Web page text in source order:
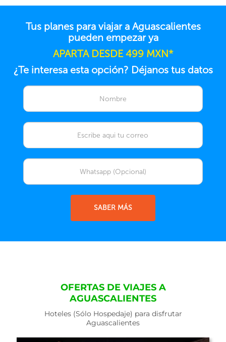
Tus planes para viajar a Aguascalientes
pueden empezar ya
APARTA DESDE 499 MXN*
¿Te interesa esta opción? Déjanos tus datos
SABER MÁS
OFERTAS DE VIAJES A
AGUASCALIENTES
Hoteles (Sólo Hospedaje) para disfrutar
Aguascalientes